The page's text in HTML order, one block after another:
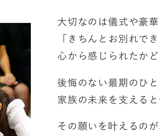
大切なのは儀式や豪
「きちんとお別れで
心から感じられたか
後悔のない最期のひ
家族の未来を支える
その願いを叶えるの